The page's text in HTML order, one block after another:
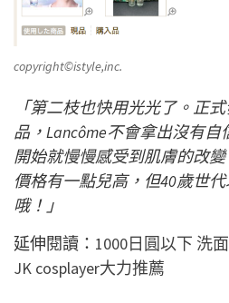
copyright©istyle,inc.
「第二枝也快用光光了。正
品，Lancôme不會拿出沒有
開始就慢慢感受到肌膚的改
價格有一點兒高，但40歲世
哦！」
延伸閱讀： 1000日圓以下 洗
JK cosplayer大力推薦